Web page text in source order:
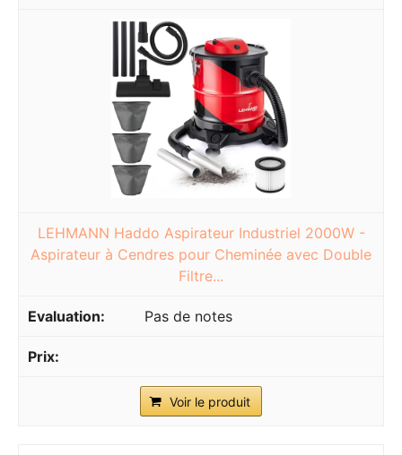
LEHMANN Haddo Aspirateur Industriel 2000W -
Aspirateur à Cendres pour Cheminée avec Double
Filtre...
Pas de notes
Voir le produit